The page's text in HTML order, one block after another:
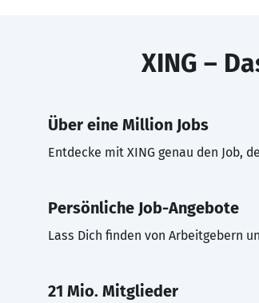
XING –
Über eine Million Jobs
Entdecke mit XING genau den Job,
Persönliche Job-Angebote
Lass Dich finden von Arbeitgebern
21 Mio. Mitglieder